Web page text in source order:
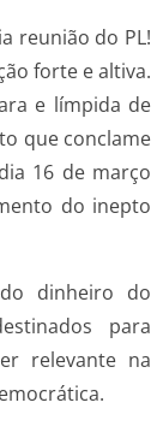
reunião do PL!
forte e altiva.
e límpida de
que conclame
16 de março
do inepto
dinheiro do
para
relevante na